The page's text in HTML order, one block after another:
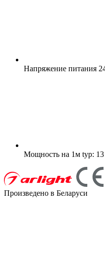
Напряжение питания
Мощность на 1м typ:
Произведено в Беларуси